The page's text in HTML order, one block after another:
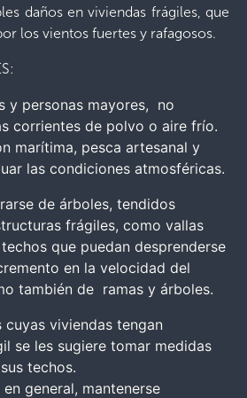
daños en viviendas frágiles, que
los vientos fuertes y rafagosos.
y personas mayores, no
corrientes de polvo o aire frío.
marítima, pesca artesanal y
las condiciones atmosféricas.
de árboles, tendidos
frágiles, como vallas
que puedan desprenderse
en la velocidad del
también de ramas y árboles.
cuyas viviendas tengan
se les sugiere tomar medidas
techos.
general, mantenerse